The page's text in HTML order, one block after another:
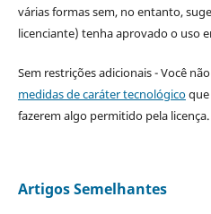
várias formas sem, no entanto,
licenciante) tenha aprovado o uso
Sem restrições adicionais - Você
medidas de caráter tecnológicoque
fazerem algo permitido pela licença.
Artigos Semelhantes